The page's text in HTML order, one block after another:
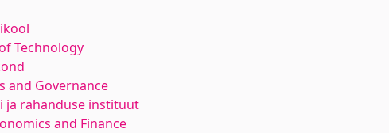
Technology
and Governance
ja rahanduse instituut
and Finance